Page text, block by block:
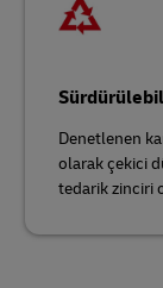
Denetlenen
olarak çekici
tedarik zinciri